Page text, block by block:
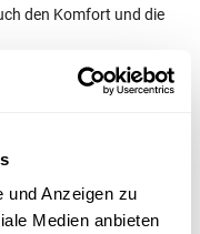
und Anzeigen zu
Medien anbieten
den Komfort und die
beachtet werden: